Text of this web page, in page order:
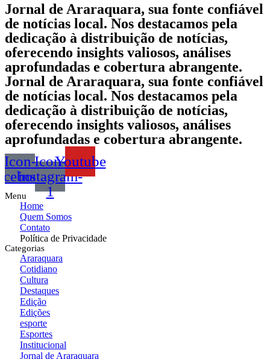
Jornal de Araraquara, sua fonte confiável
de notícias local. Nos destacamos pela
dedicação à distribuição de notícias,
oferecendo insights valiosos, análises
aprofundadas e cobertura abrangente.
Jornal de Araraquara, sua fonte confiável
de notícias local. Nos destacamos pela
dedicação à distribuição de notícias,
oferecendo insights valiosos, análises
aprofundadas e cobertura abrangente.
Icon-Icon-
instagram-
1
Youtube
Menu
Home
Quem Somos
Contato
Política de Privacidade
Categorias
Araraquara
Cotidiano
Cultura
Destaques
Edição
Edições
esporte
Esportes
Institucional
Jornal de Araraquara